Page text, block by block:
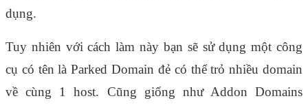
dụng.
Tuy nhiên với cách làm này bạn sẽ sử dụng một công
cụ có tên là Parked Domain đẻ có thể trỏ nhiều domain
về cùng 1 host. Cũng giống như Addon Domains